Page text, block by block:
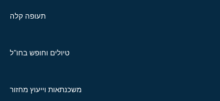
תעופה קלה
טיולים וחופש בחו"ל
משכנתאות וייעוץ מחזור